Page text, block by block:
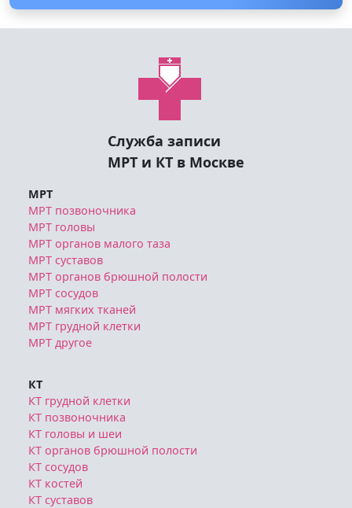
Служба записи
МРТ и КТ в Москве
МРТ
МРТ позвоночника
МРТ головы
МРТ органов малого таза
МРТ суставов
МРТ органов брюшной полости
МРТ сосудов
МРТ мягких тканей
МРТ грудной клетки
МРТ другое
КТ
КТ грудной клетки
КТ позвоночника
КТ головы и шеи
КТ органов брюшной полости
КТ сосудов
КТ костей
КТ суставов